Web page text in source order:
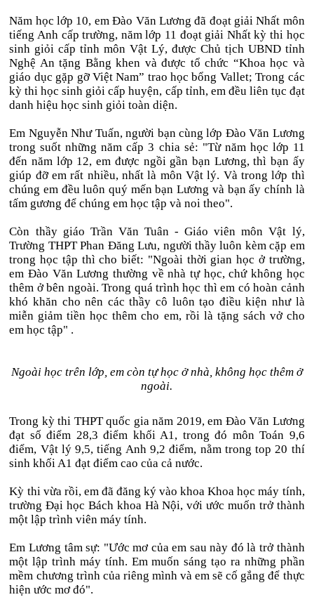
Năm học lớp 10, em Đào Văn Lương đã đoạt giải Nhất môn
tiếng Anh cấp trường, năm lớp 11 đoạt giải Nhất kỳ thi học
sinh giỏi cấp tỉnh môn Vật Lý, được Chủ tịch UBND tỉnh
Nghệ An tặng Bằng khen và được tổ chức “Khoa học và
giáo dục gặp gỡ Việt Nam” trao học bổng Vallet; Trong các
kỳ thi học sinh giỏi cấp huyện, cấp tỉnh, em đều liên tục đạt
danh hiệu học sinh giỏi toàn diện.
Em Nguyễn Như Tuấn, người bạn cùng lớp Đào Văn Lương
trong suốt những năm cấp 3 chia sẻ: "Từ năm học lớp 11
đến năm lớp 12, em được ngồi gần bạn Lương, thì bạn ấy
giúp đỡ em rất nhiều, nhất là môn Vật lý. Và trong lớp thì
chúng em đều luôn quý mến bạn Lương và bạn ấy chính là
tấm gương để chúng em học tập và noi theo".
Còn thầy giáo Trần Văn Tuân - Giáo viên môn Vật lý,
Trường THPT Phan Đăng Lưu, người thầy luôn kèm cặp em
trong học tập thì cho biết: "Ngoài thời gian học ở trường,
em Đào Văn Lương thường về nhà tự học, chứ không học
thêm ở bên ngoài. Trong quá trình học thì em có hoàn cảnh
khó khăn cho nên các thầy cô luôn tạo điều kiện như là
miễn giảm tiền học thêm cho em, rồi là tặng sách vở cho
em học tập" .
Ngoài học trên lớp, em còn tự học ở nhà, không học thêm ở
ngoài.
Trong kỳ thi THPT quốc gia năm 2019, em Đào Văn Lương
đạt số điểm 28,3 điểm khối A1, trong đó môn Toán 9,6
điểm, Vật lý 9,5, tiếng Anh 9,2 điểm, nằm trong top 20 thí
sinh khối A1 đạt điểm cao của cả nước.
Kỳ thi vừa rồi, em đã đăng ký vào khoa Khoa học máy tính,
trường Đại học Bách khoa Hà Nội, với ước muốn trở thành
một lập trình viên máy tính.
Em Lương tâm sự: "Ước mơ của em sau này đó là trở thành
một lập trình máy tính. Em muốn sáng tạo ra những phần
mềm chương trình của riêng mình và em sẽ cố gắng để thực
hiện ước mơ đó".